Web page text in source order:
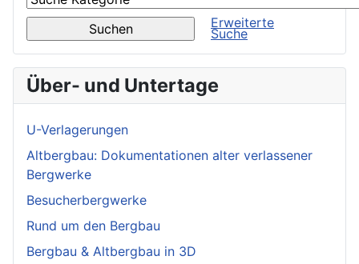
Erweiterte
Suche
Über- und Untertage
U-Verlagerungen
Altbergbau: Dokumentationen alter verlassener
Bergwerke
Besucherbergwerke
Rund um den Bergbau
Bergbau & Altbergbau in 3D